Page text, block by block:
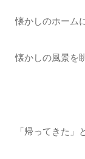
懐かしのホーム
懐かしの風景を
「帰ってきた」